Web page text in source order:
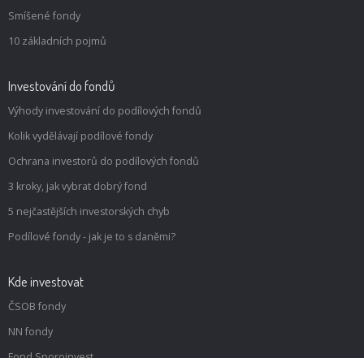
Smíšené fondy
10 základních pojmů
Investování do fondů
Výhody investování do podílových fondů
Kolik vydělávají podílové fondy
Ochrana investorů do podílových fondů
3 kroky, jak vybrat dobrý fond
5 nejčastějších investorských chyb
Podílové fondy - jak je to s daněmi?
Kde investovat
ČSOB fondy
NN fondy